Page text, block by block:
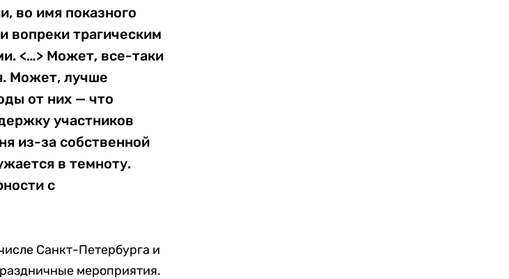
во имя показного
вопреки трагическим
<…> Может, все-таки
Может, лучше
от них — что
участников
из-за собственной
в темноту.
с
Санкт-Петербурга и
мероприятия.